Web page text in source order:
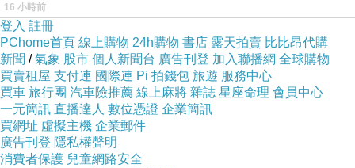
Bumkins所有的產品符合「消費產品安全改進法」
（CPSIA）
由防水且容易擦拭的布料製成，
16 小時前
登入 註冊
PChome首頁 線上購物 24h購物 書店 露天拍賣 比比昂代購
新聞 /氣象 股市 個人新聞台 廣告刊登 加入聯播網 全球購物
買賣租屋 支付連 國際連 Pi 拍錢包 旅遊 服務中心
買車 旅行團 汽車險推薦 線上麻將 雜誌 星座命理 會員中心
一元簡訊 直播達人 數位憑證 企業簡訊
買網址 虛擬主機 企業郵件
廣告刊登 隱私權聲明
消費者保護 兒童網路安全